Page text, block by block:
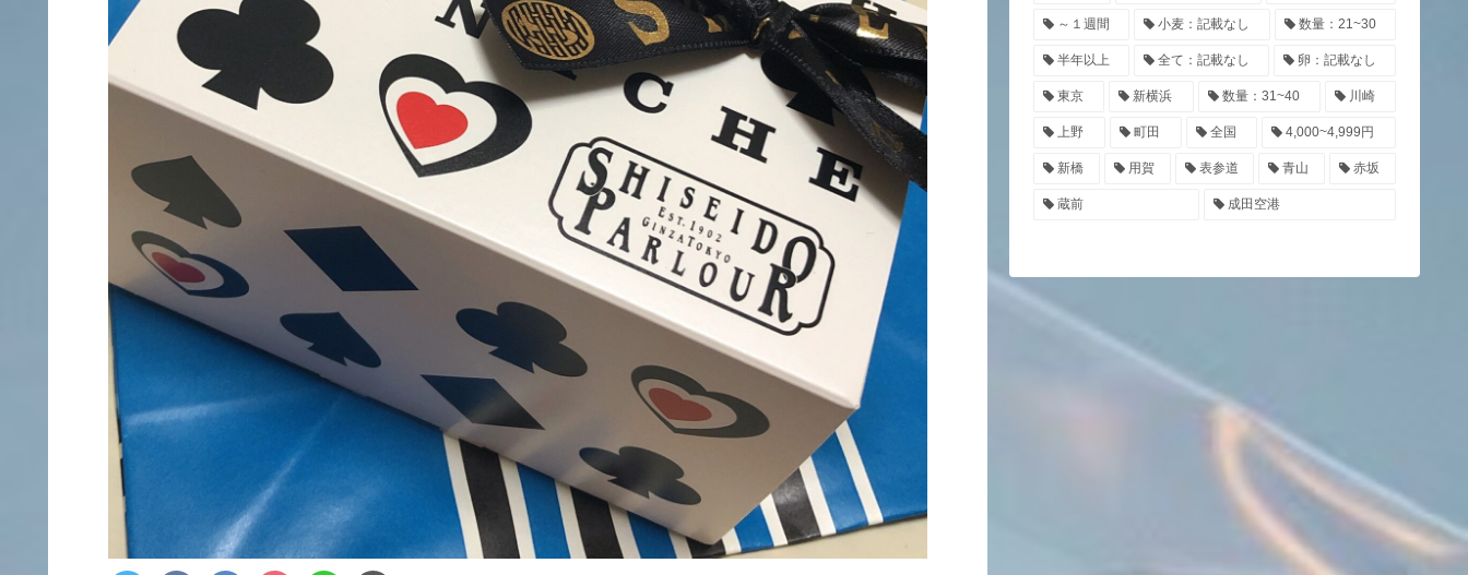
～１週間 小麦：記載なし 数量：21~30
半年以上 全て：記載なし 卵：記載なし
東京 新横浜 数量：31~40 川崎
上野 町田 全国 4,000~4,999円
新橋 用賀 表参道 青山 赤坂
蔵前 成田空港